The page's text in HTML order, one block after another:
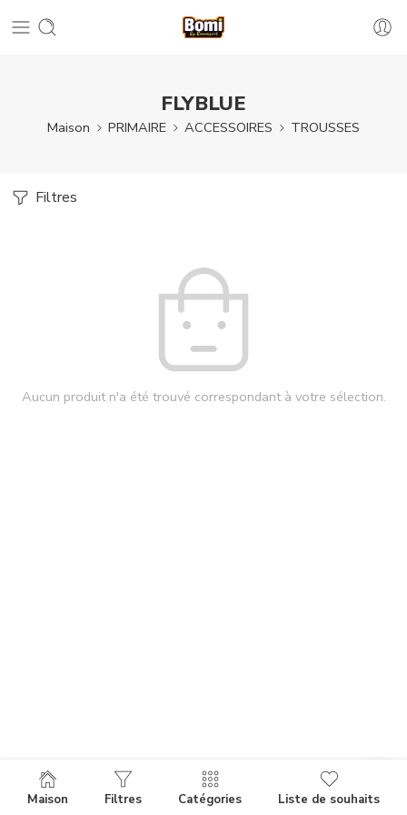
FLYBLUE
Maison PRIMAIRE ACCESSOIRES TROUSSES
Filtres
Aucun produit n'a été trouvé correspondant à votre sélection.
Maison Filtres Catégories Liste de souhaits